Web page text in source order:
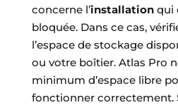
concerne l’installationqui
bloquée. Dans ce cas,
l’espace de stockage
ou votre boîtier. Atlas Pro
minimum d’espace libre
fonctionner correctement.